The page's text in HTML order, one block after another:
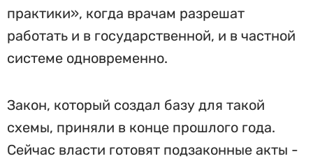
практики», когда врачам разрешат
работать и в государственной, и в частной
системе одновременно.
Закон, который создал базу для такой
схемы, приняли в конце прошлого года.
Сейчас власти готовят подзаконные акты -